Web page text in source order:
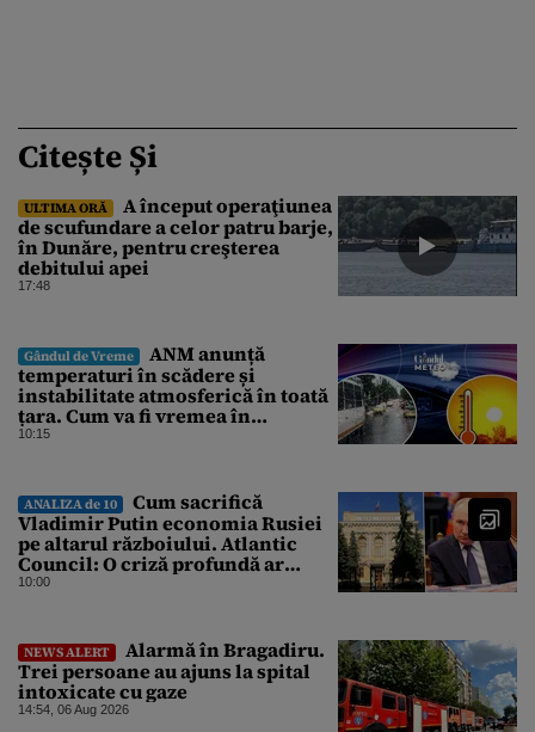
Citește Și
ULTIMA ORĂ
A început operaţiunea
de scufundare a celor patru barje,
în Dunăre, pentru creşterea
debitului apei
17:48
Gândul de Vreme
ANM anunță
temperaturi în scădere și
instabilitate atmosferică în toată
țara. Cum va fi vremea în
București și când vin vijeliile
10:15
ANALIZA de 10
Cum sacrifică
Vladimir Putin economia Rusiei
pe altarul războiului. Atlantic
Council: O criză profundă ar
putea forța Kremlinul să apeleze
10:00
NEWS ALERT
Alarmă în Bragadiru.
Trei persoane au ajuns la spital
intoxicate cu gaze
14:54, 06 Aug 2026